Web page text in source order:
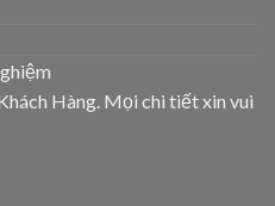
Hàng. Mọi chi tiết xin vui